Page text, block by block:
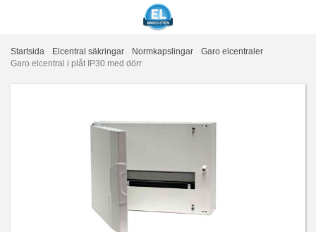
Startsida Elcentral säkringar Normkapslingar
Garo elcentraler
Garo elcentral i plåt IP30 med dörr